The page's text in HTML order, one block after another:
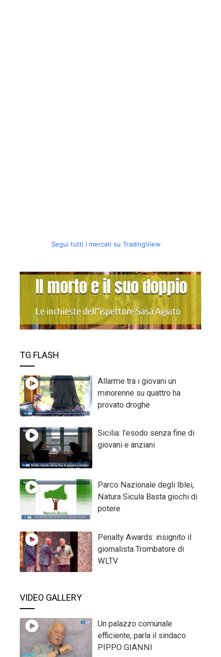
Segui tutti i mercati su TradingView
TG FLASH
Allarme tra i giovani un
minorenne su quattro ha
provato droghe
Sicilia: l’esodo senza fine di
giovani e anziani
Parco Nazionale degli Iblei,
Natura Sicula Basta giochi di
potere
Penalty Awards: insignito il
giornalista Trombatore di
WLTV
VIDEO GALLERY
Un palazzo comunale
efficiente, parla il sindaco
PIPPO GIANNI